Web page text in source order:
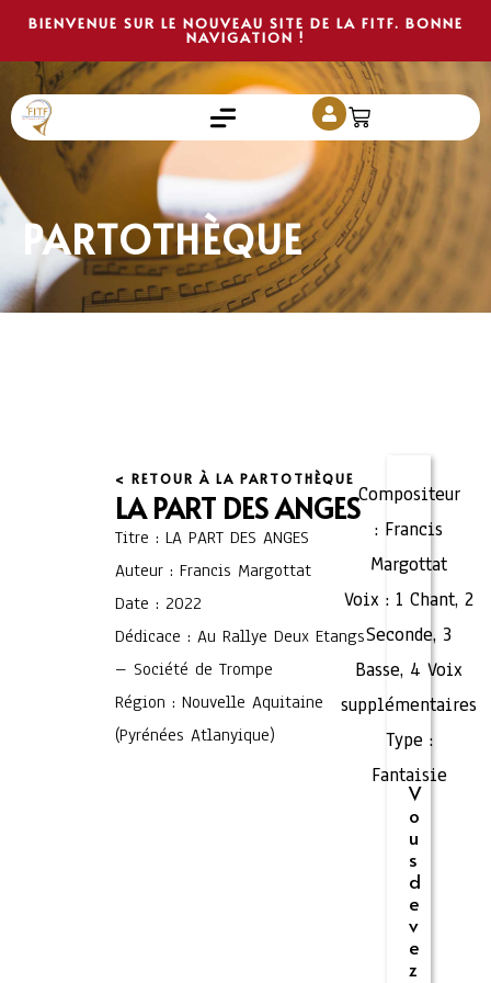
BIENVENUE SUR LE NOUVEAU SITE DE LA FITF. BONNE
NAVIGATION !
PARTOTHÈQUE
< RETOUR À LA PARTOTHÈQUE
LA PART DES ANGES
Titre : LA PART DES ANGES
Auteur : Francis Margottat
Date : 2022
Dédicace : Au Rallye Deux Etangs
– Société de Trompe
Région : Nouvelle Aquitaine
(Pyrénées Atlanyique)
Compositeur
: Francis
Margottat
Voix : 1 Chant,2
Seconde, 3
Basse, 4 Voix
supplémentaires
Type :
Fantaisie
V
o
u
s
d
e
v
e
z